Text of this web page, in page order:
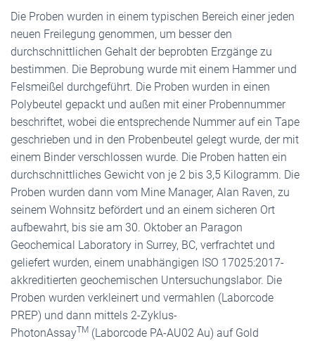
Die Proben wurden in einem typischen Bereich einer jeden
neuen Freilegung genommen, um besser den
durchschnittlichen Gehalt der beprobten Erzgänge zu
bestimmen. Die Beprobung wurde mit einem Hammer und
Felsmeißel durchgeführt. Die Proben wurden in einen
Polybeutel gepackt und außen mit einer Probennummer
beschriftet, wobei die entsprechende Nummer auf ein Tape
geschrieben und in den Probenbeutel gelegt wurde, der mit
einem Binder verschlossen wurde. Die Proben hatten ein
durchschnittliches Gewicht von je 2 bis 3,5 Kilogramm. Die
Proben wurden dann vom Mine Manager, Alan Raven, zu
seinem Wohnsitz befördert und an einem sicheren Ort
aufbewahrt, bis sie am 30. Oktober an Paragon
Geochemical Laboratory in Surrey, BC, verfrachtet und
geliefert wurden, einem unabhängigen ISO 17025:2017-
akkreditierten geochemischen Untersuchungslabor. Die
Proben wurden verkleinert und vermahlen (Laborcode
PREP) und dann mittels 2-Zyklus-
PhotonAssayTM (Laborcode PA-AU02 Au) auf Gold